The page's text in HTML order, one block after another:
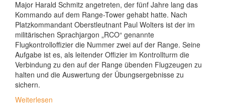
Major Harald Schmitz angetreten, der fünf Jahre lang das
Kommando auf dem Range-Tower gehabt hatte. Nach
Platzkommandant Oberstleutnant Paul Wolters ist der im
militärischen Sprachjargon „RCO“ genannte
Flugkontrolloffizier die Nummer zwei auf der Range. Seine
Aufgabe ist es, als leitender Offizier im Kontrollturm die
Verbindung zu den auf der Range übenden Flugzeugen zu
halten und die Auswertung der Übungsergebnisse zu
sichern.
Weiterlesen